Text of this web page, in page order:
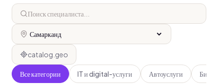
catalog.geo
Все категории IT и digital-услуги Автоуслуги